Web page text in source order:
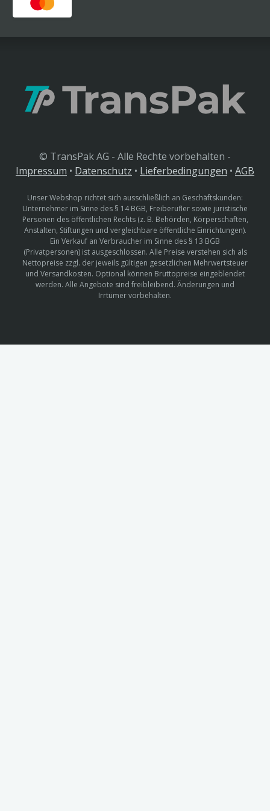
© TransPak AG - Alle Rechte vorbehalten -
Impressum • Datenschutz • Lieferbedingungen • AGB
Unser Webshop richtet sich ausschließlich an Geschäftskunden:
Unternehmer im Sinne des § 14 BGB, Freiberufler sowie juristische
Personen des öffentlichen Rechts (z. B. Behörden, Körperschaften,
Anstalten, Stiftungen und vergleichbare öffentliche Einrichtungen).
Ein Verkauf an Verbraucher im Sinne des § 13 BGB
(Privatpersonen) ist ausgeschlossen. Alle Preise verstehen sich als
Nettopreise zzgl. der jeweils gültigen gesetzlichen Mehrwertsteuer
und Versandkosten. Optional können Bruttopreise eingeblendet
werden. Alle Angebote sind freibleibend. Änderungen und
Irrtümer vorbehalten.